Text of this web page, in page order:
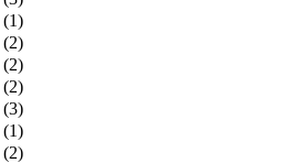
(1)
(2)
(2)
(2)
(3)
(1)
(2)